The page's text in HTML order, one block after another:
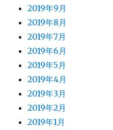
2019年9月
2019年8月
2019年7月
2019年6月
2019年5月
2019年4月
2019年3月
2019年2月
2019年1月